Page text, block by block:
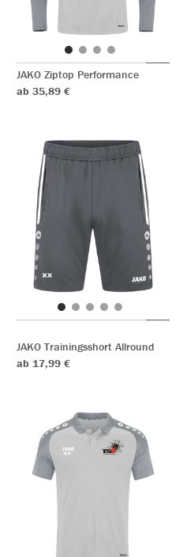
JAKO Ziptop Performance
ab 35,89 €
JAKO Trainingsshort Allround
ab 17,99 €